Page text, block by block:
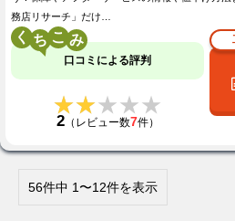
務店リサーチ」だけ…
く こ
口コミによる評判
★★★★★
★★★★★
2（レビュー数7件）
56件中 1〜12件を表示